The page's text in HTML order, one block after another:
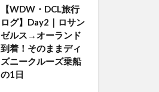
【WDW・DCL旅行
ログ】Day2｜ロサン
ゼルス→オーランド
到着！そのままディ
ズニークルーズ乗船
の1日